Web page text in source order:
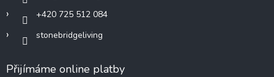
+420 725 512 084
stonebridgeliving
Přijímáme online platby